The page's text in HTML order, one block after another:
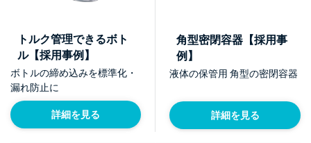
トルク管理できるボト
ル【採用事例】
ボトルの締め込みを標準化・
漏れ防止に
詳細を見る
角型密閉容器【採用事
例】
液体の保管用 角型の密閉容器
詳細を見る